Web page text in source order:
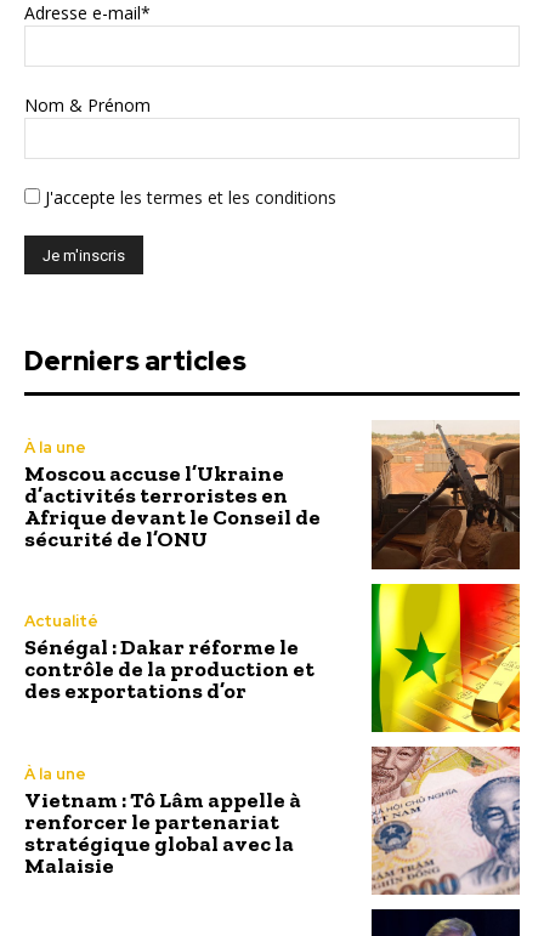
Adresse e-mail*
Nom & Prénom
J'accepte les termes et les conditions
Derniers articles
À la une
Moscou accuse l’Ukraine
d’activités terroristes en
Afrique devant le Conseil de
sécurité de l’ONU
Actualité
Sénégal : Dakar réforme le
contrôle de la production et
des exportations d’or
À la une
Vietnam : Tô Lâm appelle à
renforcer le partenariat
stratégique global avec la
Malaisie